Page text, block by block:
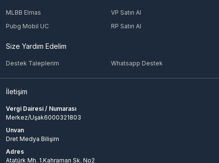
MLBB Elmas
VP Satın Al
Pubg Mobil UC
RP Satın Al
Size Yardım Edelim
Destek Taleplerim Whatsapp Destek
İletişim
Vergi Dairesi / Numarası
Merkez/Uşak6000321803
Unvan
Dret Medya Bilişim
Adres
Atatürk Mh. 1.Kahraman Sk. No2